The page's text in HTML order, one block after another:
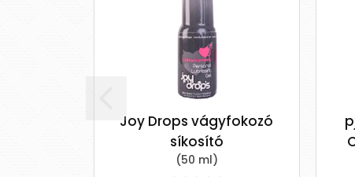
Joy Drops vágyfokozó
síkosító
(50 ml)